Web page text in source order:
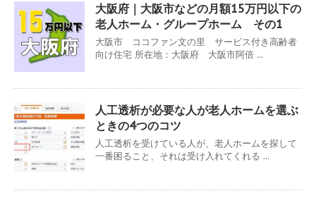
大阪府｜大阪市などの月額15万円以下の
老人ホーム・グループホーム その1
大阪市 ココファン文の里 サービス付き高齢者
向け住宅 所在地：大阪府 大阪市阿倍 ...
人工透析が必要な人が老人ホームを選ぶ
ときの4つのコツ
人工透析を受けている人が、老人ホームを探して
一番困ること、それは受け入れてくれる ...